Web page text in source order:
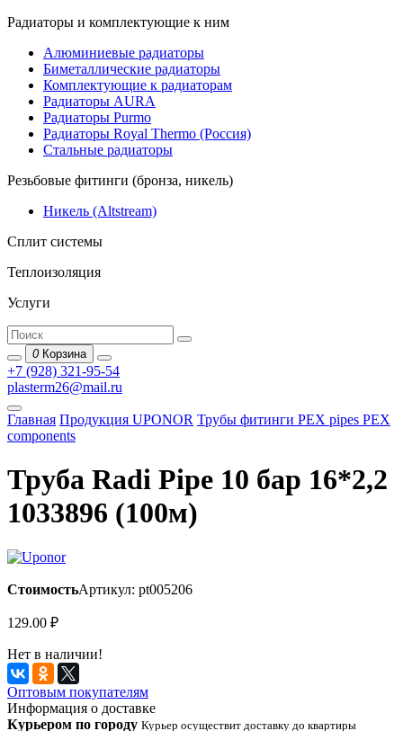
Радиаторы и комплектующие к ним
Алюминиевые радиаторы
Биметаллические радиаторы
Комплектующие к радиаторам
Радиаторы AURA
Радиаторы Purmo
Радиаторы Royal Thermo (Россия)
Стальные радиаторы
Резьбовые фитинги (бронза, никель)
Никель (Altstream)
Сплит системы
Теплоизоляция
Услуги
0 Корзина
+7 (928) 321-95-54
plasterm26@mail.ru
Главная Продукция UPONOR Трубы фитинги PEX pipes PEX
components
Труба Radi Pipe 10 бар 16*2,2
1033896 (100м)
СтоимостьАртикул: pt005206
129.00 ₽
Нет в наличии!
Оптовым покупателям
Информация о доставке
Курьером по городу Курьер осуществит доставку до квартиры